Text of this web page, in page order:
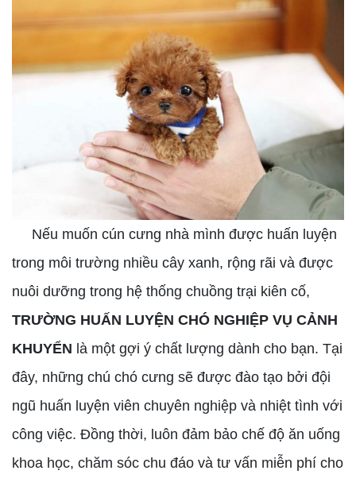
Nếu muốn cún cưng nhà mình được huấn luyện
trong môi trường nhiều cây xanh, rộng rãi và được
nuôi dưỡng trong hệ thống chuồng trại kiên cố,
TRƯỜNG HUẤN LUYỆN CHÓ NGHIỆP VỤ CẢNH
KHUYỂN là một gợi ý chất lượng dành cho bạn. Tại
đây, những chú chó cưng sẽ được đào tạo bởi đội
ngũ huấn luyện viên chuyên nghiệp và nhiệt tình với
công việc. Đồng thời, luôn đảm bảo chế độ ăn uống
khoa học, chăm sóc chu đáo và tư vấn miễn phí cho